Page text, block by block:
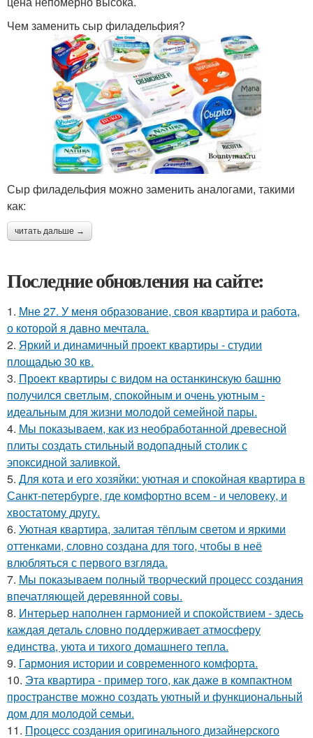
Чем заменить сыр филадельфия?
Сыр филадельфия можно заменить аналогами, такими
как:
читать дальше →
Последние обновления на сайте:
1. Мне 27. У меня образование, своя квартира и работа,
о которой я давно мечтала.
2. Яркий и динамичный проект квартиры - студии
площадью 30 кв.
3. Проект квартиры с видом на останкинскую башню
получился светлым, спокойным и очень уютным -
идеальным для жизни молодой семейной пары.
4. Мы показываем, как из необработанной древесной
плиты создать стильный водопадный столик с
эпоксидной заливкой.
5. Для кота и его хозяйки: уютная и спокойная квартира в
Санкт-петербурге, где комфортно всем - и человеку, и
хвостатому другу.
6. Уютная квартира, залитая тёплым светом и яркими
оттенками, словно создана для того, чтобы в неё
влюбляться с первого взгляда.
7. Мы показываем полный творческий процесс создания
впечатляющей деревянной совы.
8. Интерьер наполнен гармонией и спокойствием - здесь
каждая деталь словно поддерживает атмосферу
единства, уюта и тихого домашнего тепла.
9. Гармония истории и современного комфорта.
10. Эта квартира - пример того, как даже в компактном
пространстве можно создать уютный и функциональный
дом для молодой семьи.
11. Процесс создания оригинального дизайнерского